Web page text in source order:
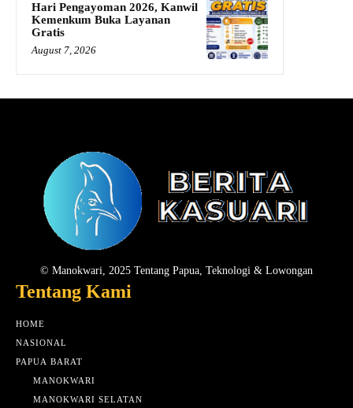
Hari Pengayoman 2026, Kanwil
Kemenkum Buka Layanan
Gratis
August 7, 2026
© Manokwari, 2025 Tentang Papua, Teknologi & Lowongan
Tentang Kami
HOME
NASIONAL
PAPUA BARAT
MANOKWARI
MANOKWARI SELATAN